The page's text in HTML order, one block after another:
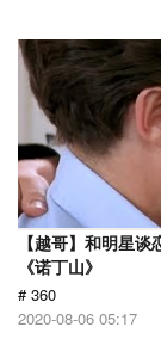
【越哥】和明星
《诺丁山》
# 360
2020-08-06 05:17